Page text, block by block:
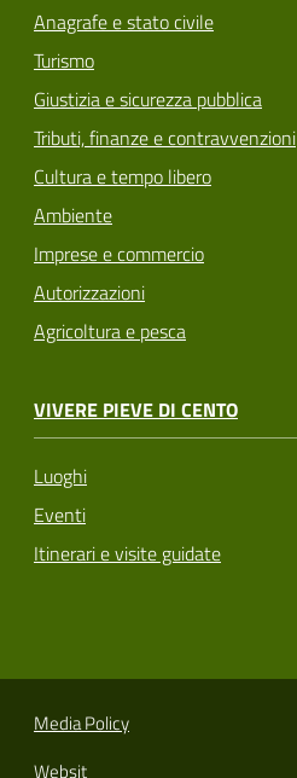
Anagrafe e stato civile
Turismo
Giustizia e sicurezza pubblica
Tributi, finanze e contravvenzioni
Cultura e tempo libero
Ambiente
Imprese e commercio
Autorizzazioni
Agricoltura e pesca
VIVERE PIEVE DI CENTO
Luoghi
Eventi
Itinerari e visite guidate
Media Policy
Websit